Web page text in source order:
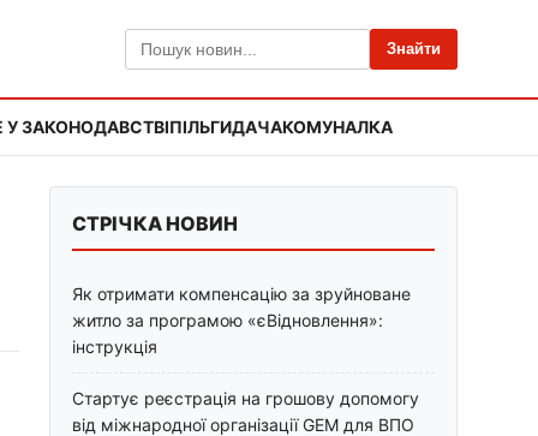
Знайти
У ЗАКОНОДАВСТВІПІЛЬГИДАЧАКОМУНАЛКА
СТРІЧКА НОВИН
Як отримати компенсацію за зруйноване
житло за програмою «єВідновлення»:
інструкція
Стартує реєстрація на грошову допомогу
від міжнародної організації GEM для ВПО